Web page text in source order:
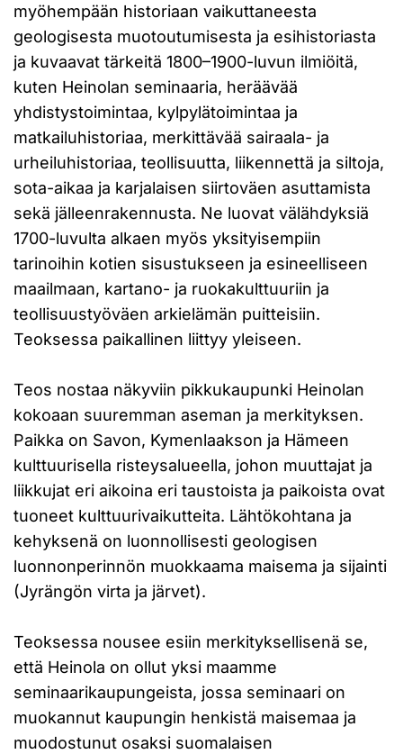
myöhempään historiaan vaikuttaneesta
geologisesta muotoutumisesta ja esihistoriasta
ja kuvaavat tärkeitä 1800–1900-luvun ilmiöitä,
kuten Heinolan seminaaria, heräävää
yhdistystoimintaa, kylpylätoimintaa ja
matkailuhistoriaa, merkittävää sairaala- ja
urheiluhistoriaa, teollisuutta, liikennettä ja siltoja,
sota-aikaa ja karjalaisen siirtoväen asuttamista
sekä jälleenrakennusta. Ne luovat välähdyksiä
1700-luvulta alkaen myös yksityisempiin
tarinoihin kotien sisustukseen ja esineelliseen
maailmaan, kartano- ja ruokakulttuuriin ja
teollisuustyöväen arkielämän puitteisiin.
Teoksessa paikallinen liittyy yleiseen.
Teos nostaa näkyviin pikkukaupunki Heinolan
kokoaan suuremman aseman ja merkityksen.
Paikka on Savon, Kymenlaakson ja Hämeen
kulttuurisella risteysalueella, johon muuttajat ja
liikkujat eri aikoina eri taustoista ja paikoista ovat
tuoneet kulttuurivaikutteita. Lähtökohtana ja
kehyksenä on luonnollisesti geologisen
luonnonperinnön muokkaama maisema ja sijainti
(Jyrängön virta ja järvet).
Teoksessa nousee esiin merkityksellisenä se,
että Heinola on ollut yksi maamme
seminaarikaupungeista, jossa seminaari on
muokannut kaupungin henkistä maisemaa ja
muodostunut osaksi suomalaisen